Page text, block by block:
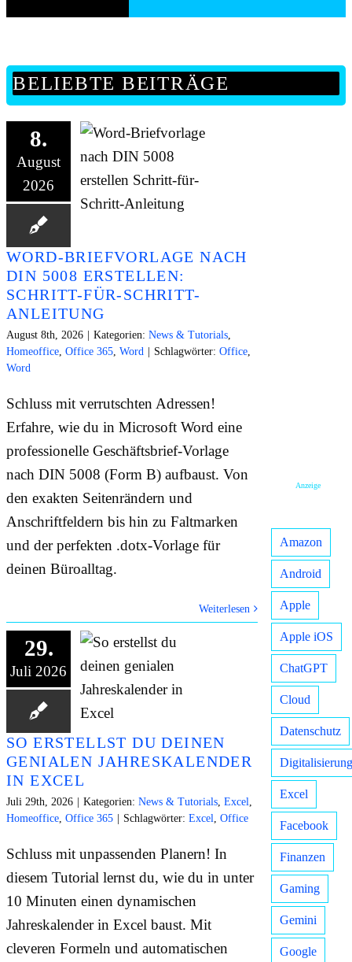
BELIEBTE BEITRÄGE
8.
August
2026
WORD-BRIEFVORLAGE NACH
DIN 5008 ERSTELLEN:
SCHRITT-FÜR-SCHRITT-
ANLEITUNG
August 8th, 2026 Kategorien: News & Tutorials
Homeoffice Office 365 Word Schlagwörter: Office
Word
Schluss mit verrutschten Adressen!
Erfahre, wie du in Microsoft Word eine
professionelle Geschäftsbrief-Vorlage
nach DIN 5008 (Form B) aufbaust. Von
den exakten Seitenrändern und
Anschriftfeldern bis hin zu Faltmarken
und der perfekten .dotx-Vorlage für
deinen Büroalltag.
Weiterlesen
29.
Juli 2026
SO ERSTELLST DU DEINEN
GENIALEN JAHRESKALENDER
IN EXCEL
Juli 29th, 2026 Kategorien: News & Tutorials Excel
Homeoffice Office 365 Schlagwörter: Excel Office
Schluss mit unpassenden Planern! In
diesem Tutorial lernst du, wie du in unter
10 Minuten einen dynamischen
Jahreskalender in Excel baust. Mit
cleveren Formeln und automatischen
Anzeige
Amazon
Android
Apple
Apple iOS
ChatGPT
Cloud
Datenschutz
Digitalisierung
Excel
Facebook
Finanzen
Gaming
Gemini
Google